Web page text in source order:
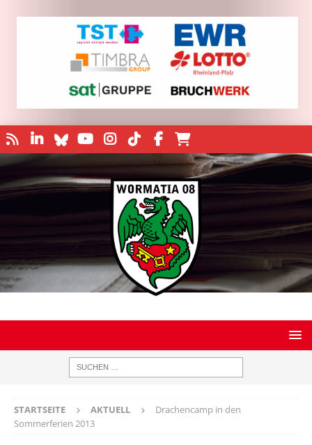
STARTSEITE AKTUELL
Drachencamp in den
Sommerferien 2013